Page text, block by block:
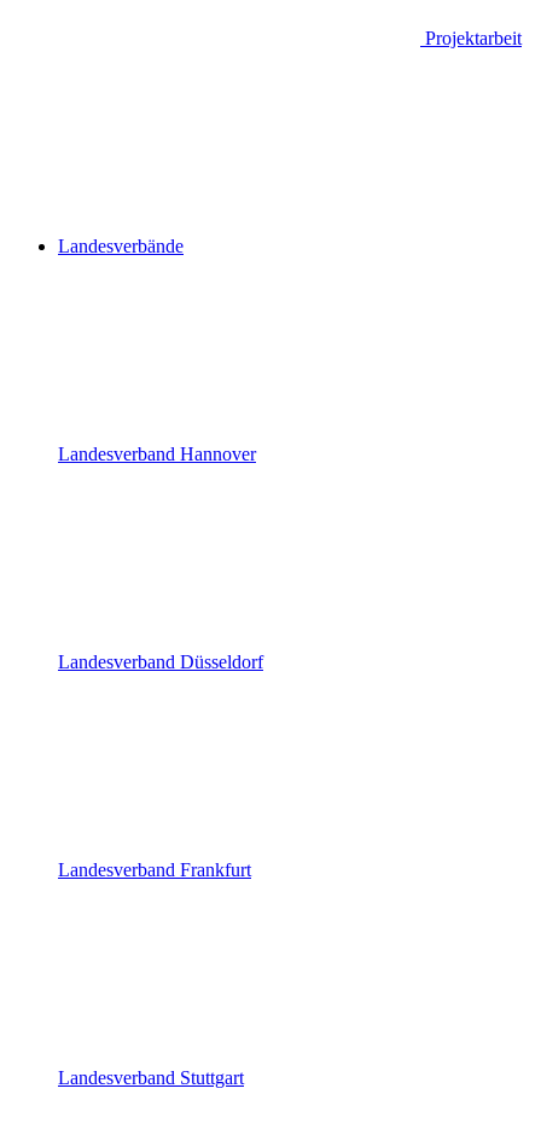
Projektarbeit
Landesverbände
Landesverband Hannover
Landesverband Düsseldorf
Landesverband Frankfurt
Landesverband Stuttgart